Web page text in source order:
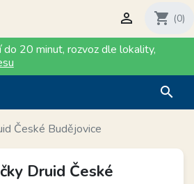
 shopping_cart (0)
do 20 minut, rozvoz dle lokality,
search
České Budějovice
Druid České